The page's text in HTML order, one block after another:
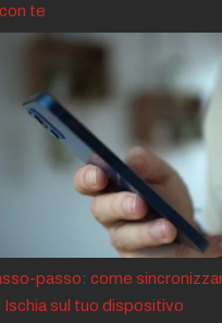
te
passo: come
Ischia sul tuo dispositivo